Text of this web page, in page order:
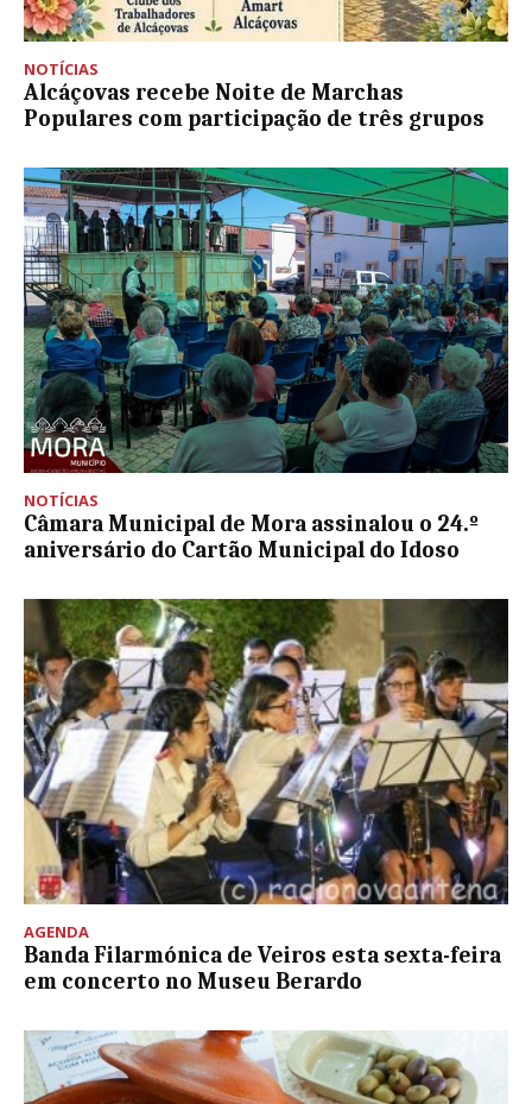
NOTÍCIAS
Alcáçovas recebe Noite de Marchas
Populares com participação de três grupos
NOTÍCIAS
Câmara Municipal de Mora assinalou o 24.º
aniversário do Cartão Municipal do Idoso
AGENDA
Banda Filarmónica de Veiros esta sexta-feira
em concerto no Museu Berardo